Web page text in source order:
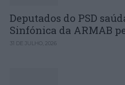
Deputados do PSD
Sinfónica da ARMAB
31 DE JULHO, 2026